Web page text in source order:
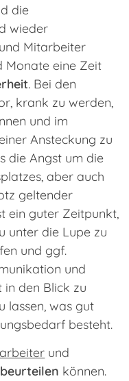
die
wieder
Mitarbeiter
Monate eine Zeit
. Bei den
krank zu werden,
und im
Ansteckung zu
die Angst um die
aber auch
geltender
ein guter Zeitpunkt,
unter die Lupe zu
und ggf.
und
den Blick zu
lassen, was gut
besteht.
und
können.